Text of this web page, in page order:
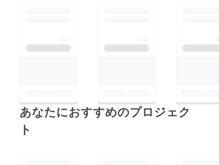
あなたにおすすめのプロジェク
ト